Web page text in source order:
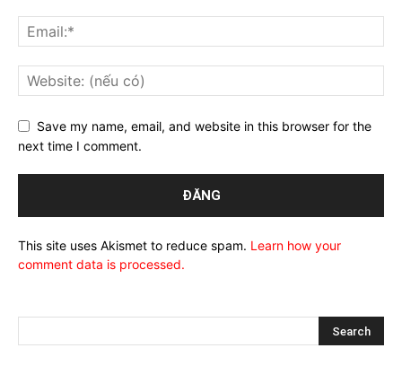
Save my name, email, and website in this browser for the
next time I comment.
This site uses Akismet to reduce spam. Learn how your
comment data is processed.